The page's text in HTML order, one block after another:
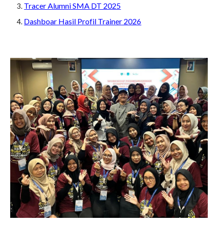
Tracer Alumni SMA DT 2025
Dashboar Hasil Profil Trainer 2026